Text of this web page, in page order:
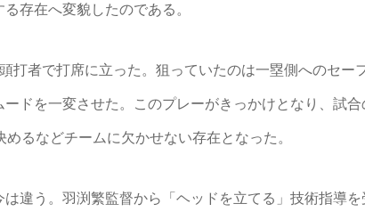
存在へ変貌したのである。
者で打席に立った。狙っていたのは一塁側へのセー
ドを一変させた。このプレーがきっかけとなり、試合
るなどチームに欠かせない存在となった。
う。羽渕繁監督から「ヘッドを立てる」技術指導を